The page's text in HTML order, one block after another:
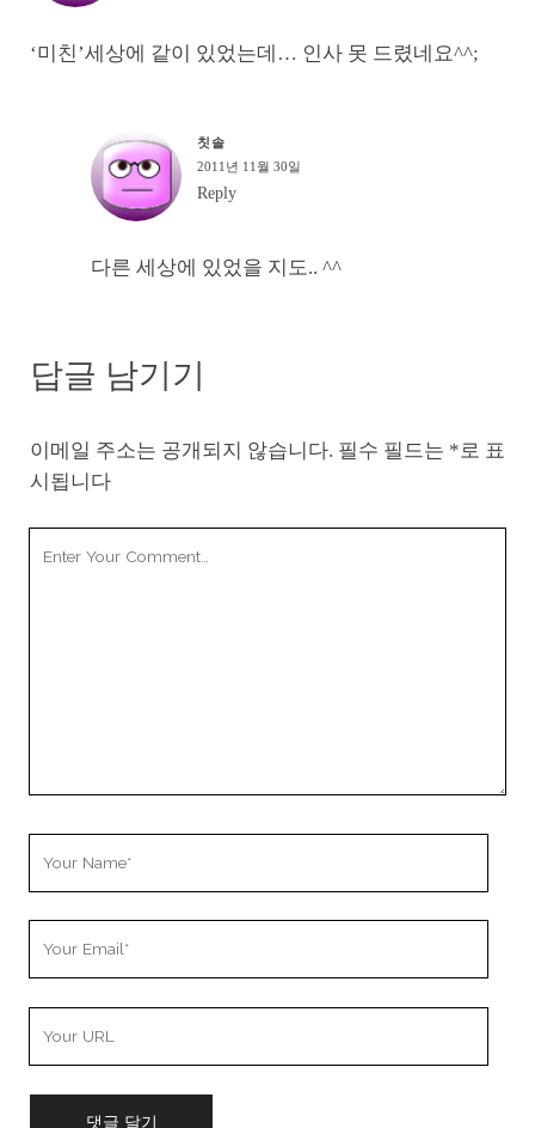
‘미친’세상에 같이 있었는데… 인사 못 드렸네요^^;
칫솔
2011년 11월 30일
Reply
다른 세상에 있었을 지도.. ^^
답글 남기기
이메일 주소는 공개되지 않습니다. 필수 필드는 *로 표
시됩니다